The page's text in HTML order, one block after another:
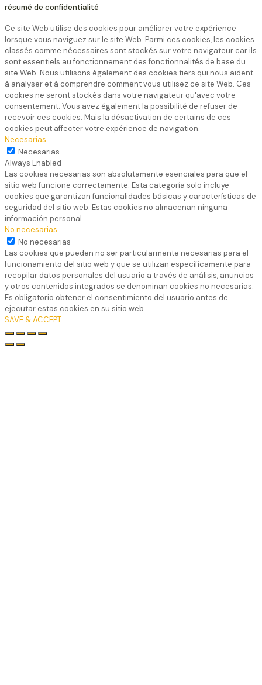
résumé de confidentialité
Ce site Web utilise des cookies pour améliorer votre expérience
lorsque vous naviguez sur le site Web. Parmi ces cookies, les cookies
classés comme nécessaires sont stockés sur votre navigateur car ils
sont essentiels au fonctionnement des fonctionnalités de base du
site Web. Nous utilisons également des cookies tiers qui nous aident
à analyser et à comprendre comment vous utilisez ce site Web. Ces
cookies ne seront stockés dans votre navigateur qu'avec votre
consentement. Vous avez également la possibilité de refuser de
recevoir ces cookies. Mais la désactivation de certains de ces
cookies peut affecter votre expérience de navigation.
Necesarias
Necesarias
Always Enabled
Las cookies necesarias son absolutamente esenciales para que el
sitio web funcione correctamente. Esta categoría solo incluye
cookies que garantizan funcionalidades básicas y características de
seguridad del sitio web. Estas cookies no almacenan ninguna
información personal.
No necesarias
No necesarias
Las cookies que pueden no ser particularmente necesarias para el
funcionamiento del sitio web y que se utilizan específicamente para
recopilar datos personales del usuario a través de análisis, anuncios
y otros contenidos integrados se denominan cookies no necesarias.
Es obligatorio obtener el consentimiento del usuario antes de
ejecutar estas cookies en su sitio web.
SAVE & ACCEPT